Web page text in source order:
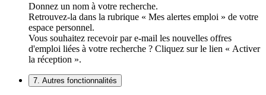
Donnez un nom à votre recherche.
Retrouvez-la dans la rubrique « Mes alertes emploi » de votre
espace personnel.
Vous souhaitez recevoir par e-mail les nouvelles offres
d'emploi liées à votre recherche ? Cliquez sur le lien « Activer
la réception ».
7. Autres fonctionnalités